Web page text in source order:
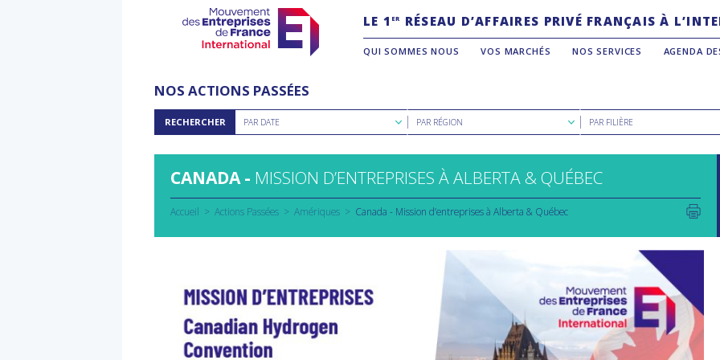
LE 1 ER RÉSEAU D’AFFAIRES PRIVÉ FRANÇAIS À
QUI SOMMES NOUS VOS MARCHÉS NOS SERVICES AGENDA
NOS ACTIONS PASSÉES
RECHERCHER
Rechercher
parPAR DATE
Rechercher
parPAR RÉGION
Rechercher
parPAR FILIÈRE
CANADA - MISSION D’ENTREPRISES À ALBERTA & QUÉBEC
Accueil Actions Passées Amériques Canada - Mission d’entreprises à Alberta & Québec